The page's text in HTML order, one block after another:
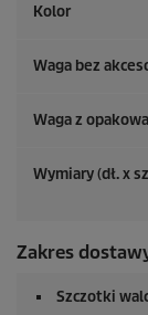
Kolor
Waga bez
Waga z
Wymiary (dł. x
Zakres
Szczotki